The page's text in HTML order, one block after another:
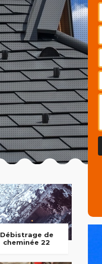
Débistrage de
cheminée 22